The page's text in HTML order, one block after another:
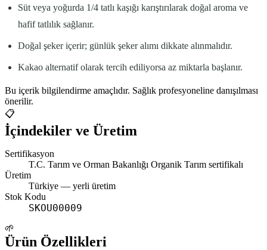
Süt veya yoğurda 1/4 tatlı kaşığı karıştırılarak doğal aroma ve
hafif tatlılık sağlanır.
Doğal şeker içerir; günlük şeker alımı dikkate alınmalıdır.
Kakao alternatif olarak tercih ediliyorsa az miktarla başlanır.
Bu içerik bilgilendirme amaçlıdır. Sağlık profesyoneline danışılması
önerilir.
📋
İçindekiler ve Üretim
Sertifikasyon
T.C. Tarım ve Orman Bakanlığı Organik Tarım sertifikalı
Üretim
Türkiye — yerli üretim
Stok Kodu
SKOU00009
🌱
Ürün Özellikleri